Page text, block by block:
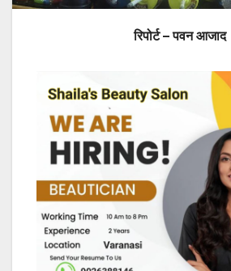
रिपोर्ट – पवन आजाद